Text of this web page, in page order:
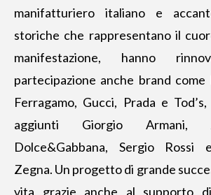
manifatturiero italiano e
storiche che rappresentano il
manifestazione, hanno
partecipazione anche brand come
Ferragamo, Gucci, Prada e
aggiunti Giorgio Armani,
Dolce&Gabbana, Sergio Rossi
Zegna. Un progetto di grande
vita grazie anche al supporto